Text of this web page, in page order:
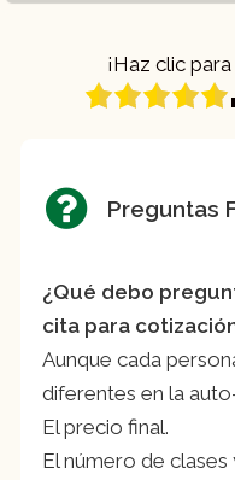
¡Haz clic
Preguntas
¿Qué debo
cita para
Aunque cada
diferentes en la
El precio final.
El número de clases